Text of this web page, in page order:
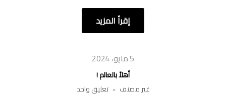
إقرأ المزيد
5 مايو، 2024
أهلاً بالعالم !
غير مصنف
تعليق واحدعلى